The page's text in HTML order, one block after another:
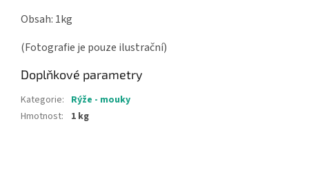
Obsah: 1kg
(Fotografie je pouze ilustrační)
Doplňkové parametry
Kategorie: Rýže - mouky
Hmotnost: 1 kg